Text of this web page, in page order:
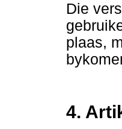
Die
plaas,
4.